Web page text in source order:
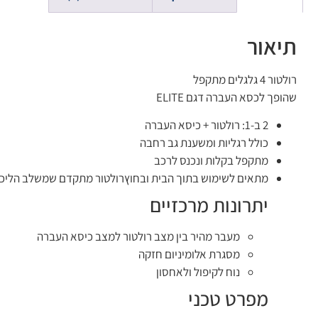
תיאור
רולטור 4 גלגלים מתקפל
שהופך לכסא העברה דגם ELITE
2 ב-1: רולטור + כיסא העברה
כולל רגליות ומשענת גב רחבה
מתקפל בקלות ונכנס לרכב
מתאים לשימוש בתוך הבית ובחוץרולטור מתקדם שמשלב הליכון 4 גלגלים עם אפשרות להפוך לכיסא העברה – כשצריך מעבר ממקום למקום בליווי
יתרונות מרכזיים
מעבר מהיר בין מצב רולטור למצב כיסא העברה
מסגרת אלומיניום חזקה
נוח לקיפול ולאחסון
מפרט טכני